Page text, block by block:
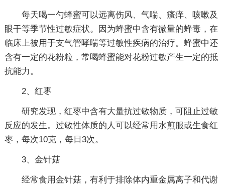
每天喝一勺蜂蜜可以远离伤风、气喘、瘙痒、咳嗽及
眼干等季节性过敏症状。因为蜂蜜中含有微量的蜂毒，在
临床上被用于支气管哮喘等过敏性疾病的治疗。蜂蜜中还
含有一定的花粉粒，常喝蜂蜜能对花粉过敏产生一定的抵
抗能力。
2、红枣
研究发现，红枣中含有大量抗过敏物质，可阻止过敏
反应的发生。过敏性体质的人可以经常用水煎服或生食红
枣，每次10克，每日3次。
3、金针菇
经常食用金针菇，有利于排除体内重金属离子和代谢